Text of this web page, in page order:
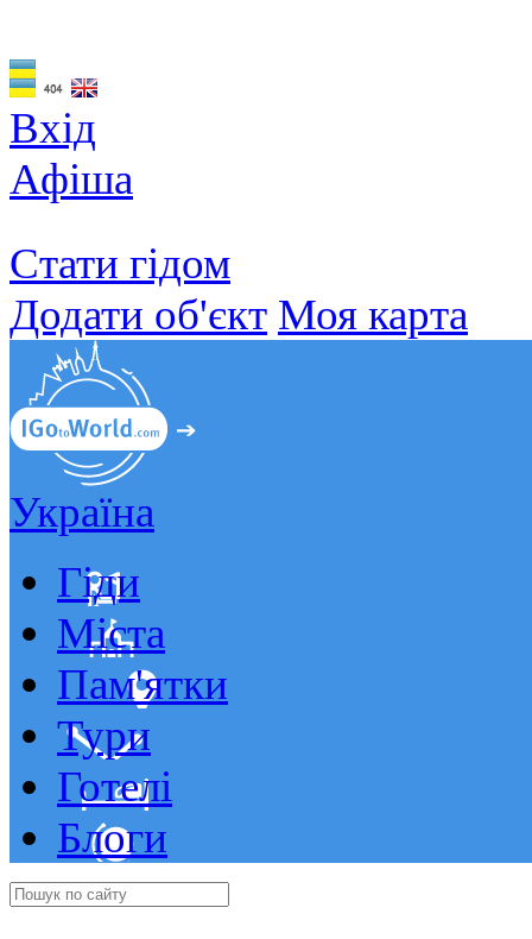
Вхід
Афіша
Стати гідом
Додати об'єкт Моя карта
Україна
Гіди
Міста
Пам'ятки
Тури
Готелі
Блоги